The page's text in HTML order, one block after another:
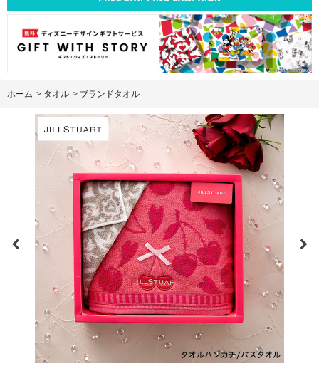
ホーム > タオル > ブランドタオル